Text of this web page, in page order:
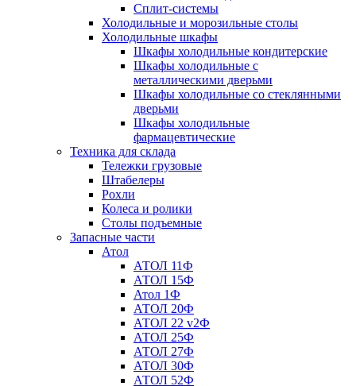
Сплит-системы
Холодильные и морозильные столы
Холодильные шкафы
Шкафы холодильные кондитерские
Шкафы холодильные с
металлическими дверьми
Шкафы холодильные со стеклянными
дверьми
Шкафы холодильные
фармацевтические
Техника для склада
Тележки грузовые
Штабелеры
Рохли
Колеса и ролики
Столы подъемные
Запасные части
Атол
АТОЛ 11Ф
АТОЛ 15Ф
Атол 1Ф
АТОЛ 20Ф
АТОЛ 22 v2Ф
АТОЛ 25Ф
АТОЛ 27Ф
АТОЛ 30Ф
АТОЛ 52Ф